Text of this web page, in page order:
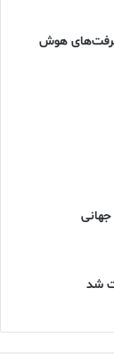
هوش
جهانی
شد